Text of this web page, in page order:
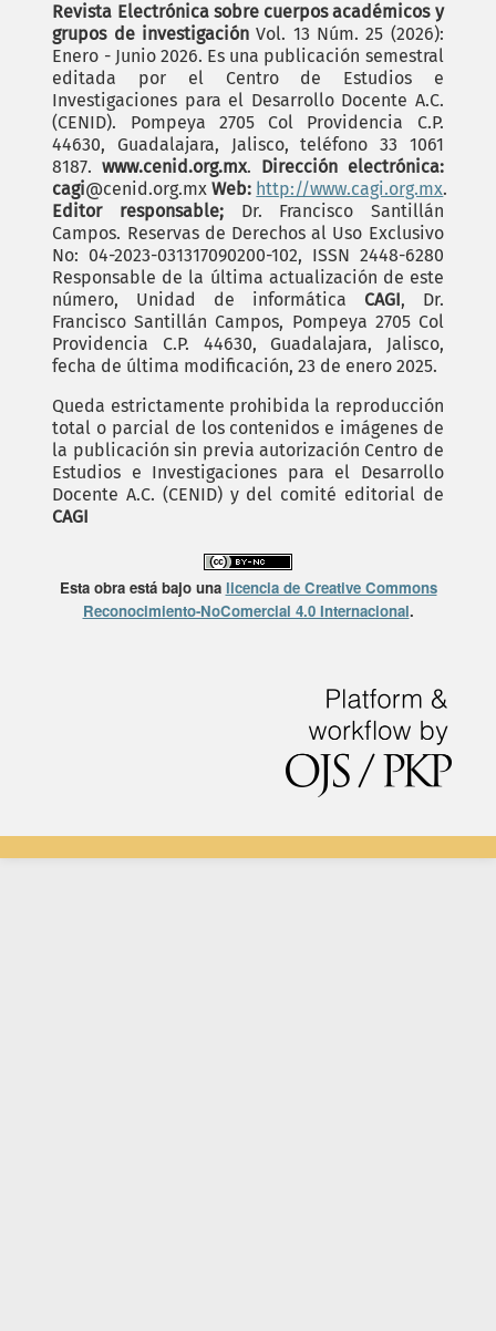
Revista Electrónica sobre cuerpos académicos y
grupos de investigación Vol. 13 Núm. 25 (2026):
Enero - Junio 2026. Es una publicación semestral
editada por el Centro de Estudios e
Investigaciones para el Desarrollo Docente A.C.
(CENID). Pompeya 2705 Col Providencia C.P.
44630, Guadalajara, Jalisco, teléfono 33 1061
8187.www.cenid.org.mx. Dirección electrónica:
cagi@cenid.org.mxWeb: http://www.cagi.org.mx.
Editor responsable;Dr. Francisco Santillán
Campos. Reservas de Derechos al Uso Exclusivo
No: 04-2023-031317090200-102, ISSN 2448-6280
Responsable de la última actualización de este
número, Unidad de informática CAGI, Dr.
Francisco Santillán Campos, Pompeya 2705 Col
Providencia C.P. 44630, Guadalajara, Jalisco,
fecha de última modificación, 23 de enero 2025.
Queda estrictamente prohibida la reproducción
total o parcial de los contenidos e imágenes de
la publicación sin previa autorización Centro de
Estudios e Investigaciones para el Desarrollo
Docente A.C. (CENID) y del comité editorial de
CAGI
Esta obra está bajo una licencia de Creative Commons
Reconocimiento-NoComercial 4.0 Internacional.